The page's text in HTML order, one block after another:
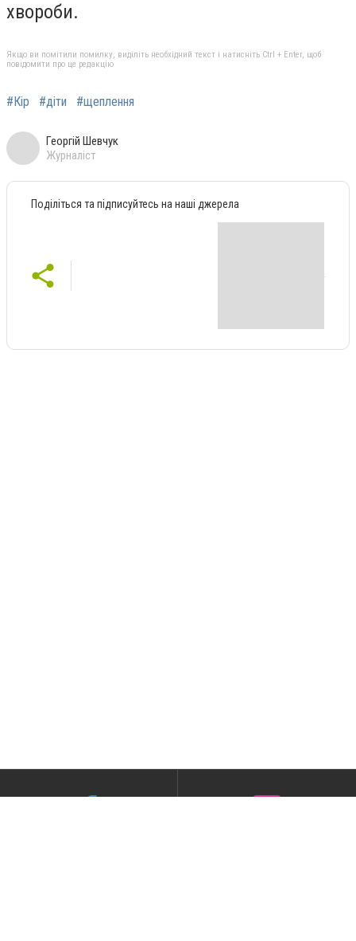
хвороби.
Якщо ви помітили помилку, виділіть необхідний текст і натисніть Ctrl + Enter, щоб
повідомити про це редакцію
#Кір #діти #щеплення
Георгій Шевчук
Журналіст
Поділіться та підписуйтесь на наші джерела